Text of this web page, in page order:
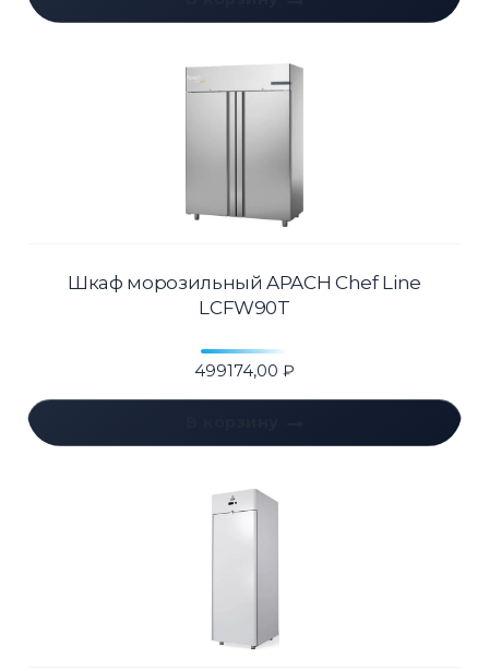
Шкаф морозильный APACH Chef Line
LCFW90T
499174,00 ₽